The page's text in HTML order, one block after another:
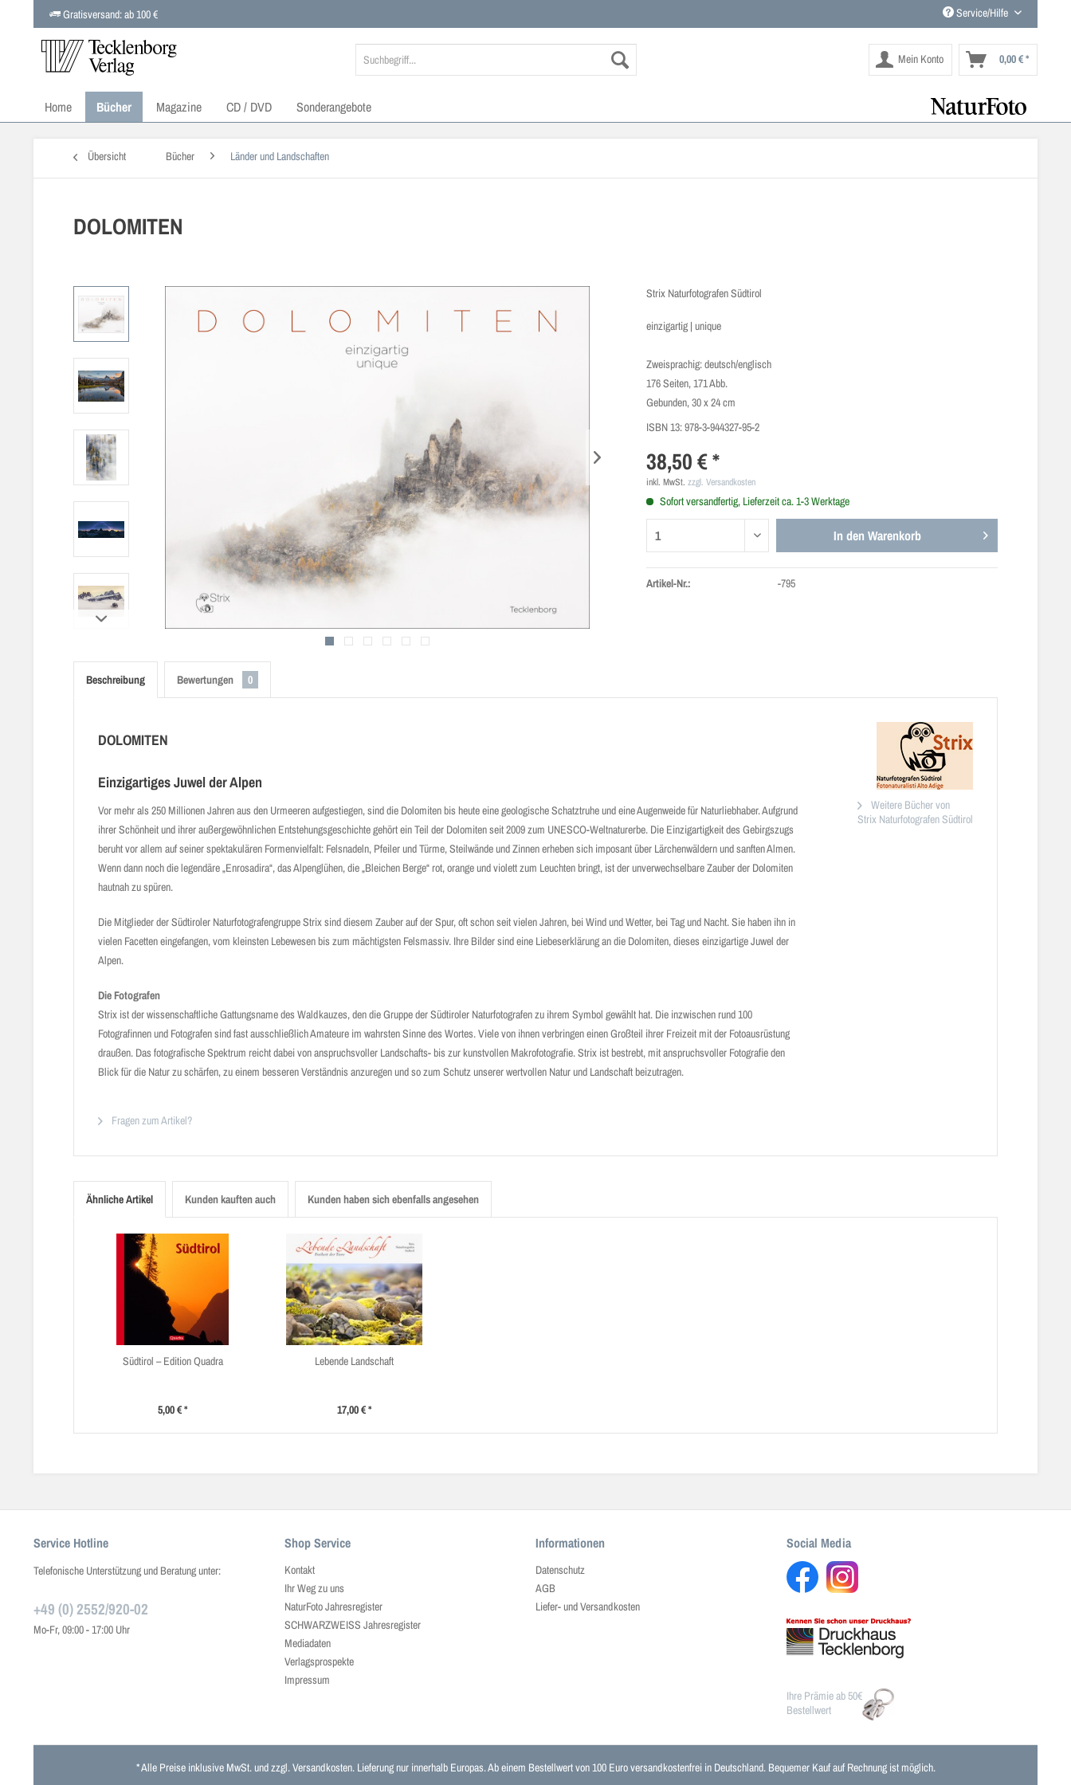
Gratisversand: ab 100 € Service/Hilfe
Mein Konto 0,00 € *
Home Bücher Magazine CD / DVD Sonderangebote
Übersicht Bücher Länder und Landschaften
DOLOMITEN
Strix Naturfotografen Südtirol
einzigartig | unique
Zweisprachig: deutsch/englisch
176 Seiten, 171 Abb.
Gebunden, 30 x 24 cm
ISBN 13:978-3-944327-95-2
38,50 € *
inkl. MwSt.zzgl. Versandkosten
Sofort versandfertig, Lieferzeit ca. 1-3 Werktage
In den Warenkorb
Artikel-Nr.: -795
Beschreibung Bewertungen 0
DOLOMITEN
Einzigartiges Juwel der Alpen
Vor mehr als 250 Millionen Jahren aus den Urmeeren aufgestiegen, sind die Dolomiten bis heute eine geologische Schatztruhe und eine Augenweide für Naturliebhaber. Aufgrund
ihrer Schönheit und ihrer außergewöhnlichen Entstehungsgeschichte gehört ein Teil der Dolomiten seit 2009 zum UNESCO-Weltnaturerbe. Die Einzigartigkeit des Gebirgszugs
beruht vor allem auf seiner spektakulären Formenvielfalt: Felsnadeln, Pfeiler und Türme, Steilwände und Zinnen erheben sich imposant über Lärchenwäldern und sanften Almen.
Wenn dann noch die legendäre „Enrosadira“, das Alpenglühen, die „Bleichen Berge“ rot, orange und violett zum Leuchten bringt, ist der unverwechselbare Zauber der Dolomiten
hautnah zu spüren.
Die Mitglieder der Südtiroler Naturfotografengruppe Strix sind diesem Zauber auf der Spur, oft schon seit vielen Jahren, bei Wind und Wetter, bei Tag und Nacht. Sie haben ihn in
vielen Facetten eingefangen, vom kleinsten Lebewesen bis zum mächtigsten Felsmassiv. Ihre Bilder sind eine Liebeserklärung an die Dolomiten, dieses einzigartige Juwel der
Alpen.
Die Fotografen
Strix ist der wissenschaftliche Gattungsname des Waldkauzes, den die Gruppe der Südtiroler Naturfotografen zu ihrem Symbol gewählt hat. Die inzwischen rund 100
Fotografinnen und Fotografen sind fast ausschließlich Amateure im wahrsten Sinne des Wortes. Viele von ihnen verbringen einen Großteil ihrer Freizeit mit der Fotoausrüstung
draußen. Das fotografische Spektrum reicht dabei von anspruchsvoller Landschafts- bis zur kunstvollen Makrofotografie. Strix ist bestrebt, mit anspruchsvoller Fotografie den
Blick für die Natur zu schärfen, zu einem besseren Verständnis anzuregen und so zum Schutz unserer wertvollen Natur und Landschaft beizutragen.
Fragen zum Artikel?
Weitere Bücher von
Strix Naturfotografen Südtirol
Ähnliche Artikel Kunden kauften auch Kunden haben sich ebenfalls angesehen
Südtirol – Edition Quadra
5,00 € *
Lebende Landschaft
17,00 € *
Service Hotline
Telefonische Unterstützung und Beratung unter:
+49 (0) 2552/920-02
Mo-Fr, 09:00 - 17:00 Uhr
Shop Service
Kontakt
Ihr Weg zu uns
NaturFoto Jahresregister
SCHWARZWEISS Jahresregister
Mediadaten
Verlagsprospekte
Impressum
Informationen
Datenschutz
AGB
Liefer- und Versandkosten
Social Media
Ihre Prämie ab 50€
Bestellwert
* Alle Preise inklusive MwSt. und zzgl.Versandkosten. Lieferung nur innerhalb Europas. Ab einem Bestellwert von 100 Euro versandkostenfrei in Deutschland. Bequemer Kauf auf Rechnung ist möglich.